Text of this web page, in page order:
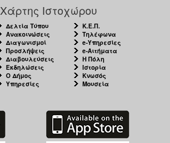
Χάρτης Ιστοχώρου
Δελτία Τύπου
Ανακοινώσεις
Διαγωνισμοί
Προσλήψεις
Διαβουλεύσεις
Εκδηλώσεις
Ο Δήμος
Υπηρεσίες
Κ.Ε.Π.
Τηλέφωνα
e-Υπηρεσίες
e-Αιτήματα
Η Πόλη
Ιστορία
Κνωσός
Μουσεία